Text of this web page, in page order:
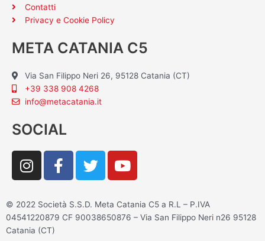
Contatti
Privacy e Cookie Policy
META CATANIA C5
Via San Filippo Neri 26, 95128 Catania (CT)
+39 338 908 4268
info@metacatania.it
SOCIAL
I
n
t
a
g
F
a
e
b
T
w
t
t
Y
o
t
u
© 2022 Società S.S.D. Meta Catania C5 a R.L – P.IVA
04541220879 CF 90038650876 – Via San Filippo Neri n26 95128
Catania (CT)